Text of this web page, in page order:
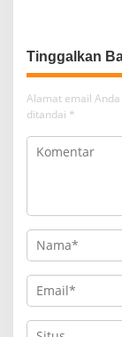
Alamat email
ditandai *